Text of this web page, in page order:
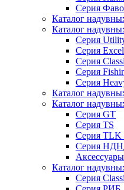
Серия
Каталог
Каталог
Серия
Серия
Серия
Серия
Серия
Каталог
Каталог
Серия GT
Серия TS
Серия TLK
Серия
Каталог
Серия